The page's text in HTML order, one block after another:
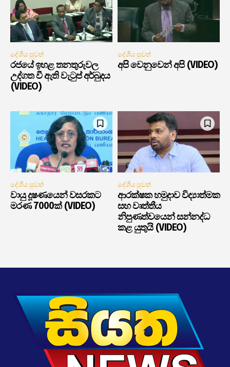
දේශීය පුවත්
රජයේ ඉහළ තනතුරුවල
උද්ගත වී ඇති වැටුප් අර්බුදය
(VIDEO)
දේශීය පුවත්
අපි වෙනුවෙන් අපි (VIDEO)
දේශීය පුවත්
වායු දූෂණයෙන් වසරකට
මරණ 7000ක් (VIDEO)
දේශීය පුවත්
ආරක්ෂක හමුදාව විද්‍යාත්මක
සහ වෘත්තීය
නිපුණත්වයෙන් සන්නද්ධ
කළ යුතුයි (VIDEO)